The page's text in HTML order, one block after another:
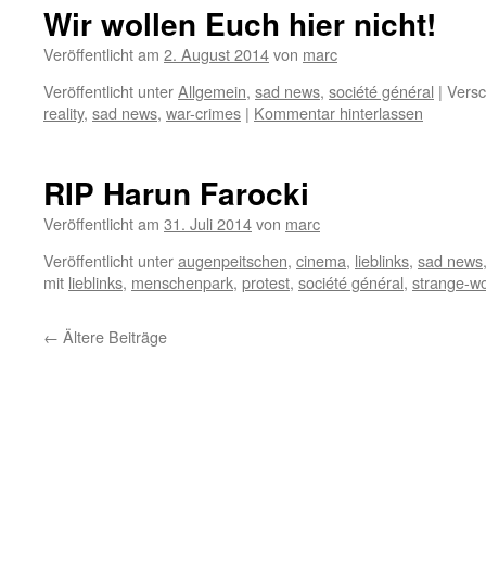
Wir wollen Euch hier nicht!
Veröffentlicht am 2. August 2014von marc
Veröffentlicht unterAllgemein, sad news, société général |
reality, sad news, war-crimes | Kommentar hinterlassen
RIP Harun Farocki
Veröffentlicht am 31. Juli 2014von marc
Veröffentlicht unteraugenpeitschen, cinema, lieblinks, sad news
mit lieblinks, menschenpark, protest, société général, strange-
← Ältere Beiträge